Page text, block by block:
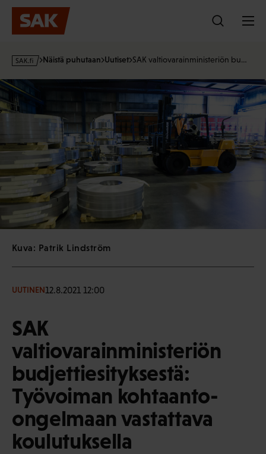
Hyppää
sisältöön
s
k
f
Näistä puhutaan Uutiset SAK valtiovarainministeriön bu…
Kuva: Patrik Lindström
UUTINEN12.8.2021 12:00
SAK
valtiovarainministeriön
budjettiesityksestä:
Työvoiman kohtaanto-
ongelmaan vastattava
koulutuksella